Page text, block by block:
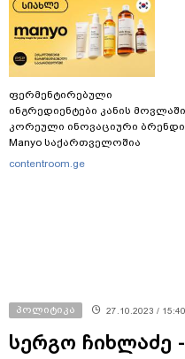
ფერმენტირებული
ინგრედიენტები კანის
კორეული ინოვაციური ბრენდი
Manyo საქართველოშია
contentroom.ge
პოლიტიკა 27.10.2023 / 15:40
სერგო ჩიხლაძე